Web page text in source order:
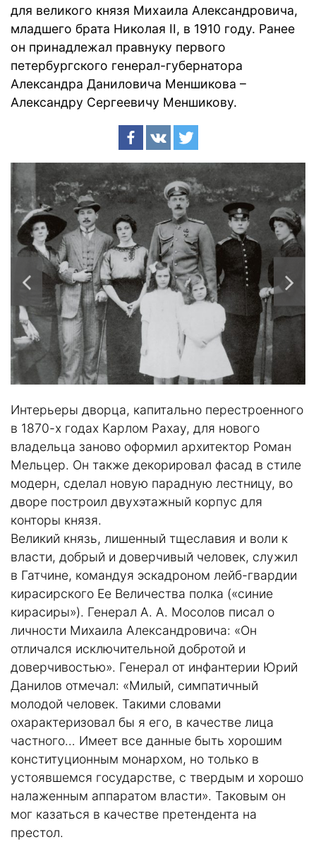
для великого князя Михаила Александровича,
младшего брата Николая II, в 1910 году. Ранее
он принадлежал правнуку первого
петербургского генерал-губернатора
Александра Даниловича Меншикова –
Александру Сергеевичу Меншикову.
Интерьеры дворца, капитально перестроенного
в 1870-х годах Карлом Рахау, для нового
владельца заново оформил архитектор Роман
Мельцер. Он также декорировал фасад в стиле
модерн, сделал новую парадную лестницу, во
дворе построил двухэтажный корпус для
конторы князя.
Великий князь, лишенный тщеславия и воли к
власти, добрый и доверчивый человек, служил
в Гатчине, командуя эскадроном лейб-гвардии
кирасирского Ее Величества полка («синие
кирасиры»). Генерал А. А. Мосолов писал о
личности Михаила Александровича: «Он
отличался исключительной добротой и
доверчивостью». Генерал от инфантерии Юрий
Данилов отмечал: «Милый, симпатичный
молодой человек. Такими словами
охарактеризовал бы я его, в качестве лица
частного… Имеет все данные быть хорошим
конституционным монархом, но только в
устоявшемся государстве, с твердым и хорошо
налаженным аппаратом власти». Таковым он
мог казаться в качестве претендента на
престол.